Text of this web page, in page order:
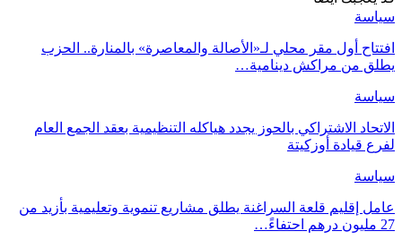
سياسة
افتتاح أول مقر محلي لـ«الأصالة والمعاصرة» بالمنارة.. الحزب
يطلق من مراكش دينامية…
سياسة
الاتحاد الاشتراكي بالحوز يجدد هياكله التنظيمية بعقد الجمع العام
لفرع قيادة أوزكيتة
سياسة
عامل إقليم قلعة السراغنة يطلق مشاريع تنموية وتعليمية بأزيد من
27 مليون درهم احتفاءً…